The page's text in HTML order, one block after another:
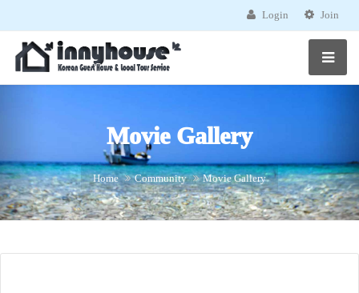
Login Join
Movie Gallery
Home Community Movie Gallery